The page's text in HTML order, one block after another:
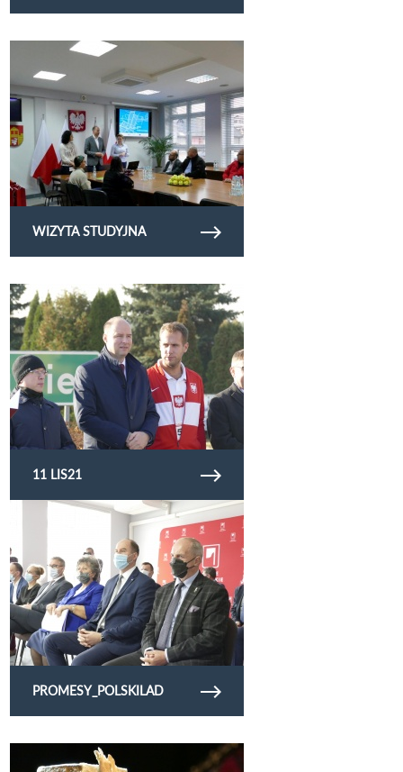
WIZYTA STUDYJNA
Obejrzyj galerię zdjęć Wizyta studyjna
11 LIS21
Obejrzyj galerię zdjęć 11 lis21
PROMESY_POLSKILAD
Obejrzyj galerię zdjęć promesy_polskilad
Obejrzyj galerię zdjęć laurseniora21